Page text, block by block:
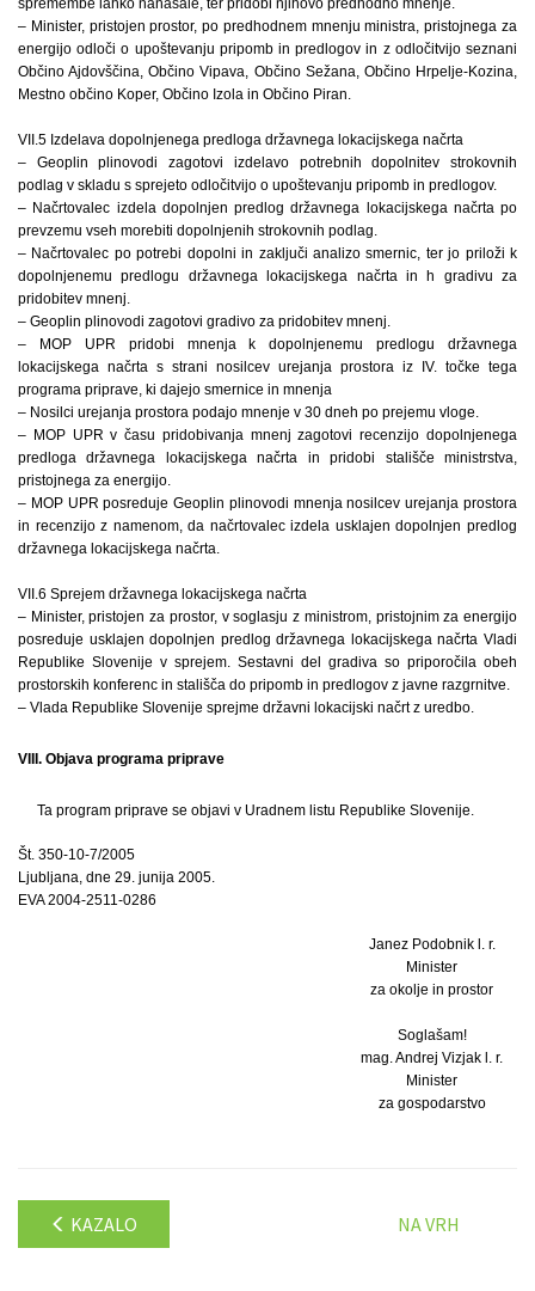
– Minister, pristojen prostor, po predhodnem mnenju ministra, pristojnega za
energijo odloči o upoštevanju pripomb in predlogov in z odločitvijo seznani
Občino Ajdovščina, Občino Vipava, Občino Sežana, Občino Hrpelje-Kozina,
Mestno občino Koper, Občino Izola in Občino Piran.
VII.5 Izdelava dopolnjenega predloga državnega lokacijskega načrta
– Geoplin plinovodi zagotovi izdelavo potrebnih dopolnitev strokovnih
podlag v skladu s sprejeto odločitvijo o upoštevanju pripomb in predlogov.
– Načrtovalec izdela dopolnjen predlog državnega lokacijskega načrta po
prevzemu vseh morebiti dopolnjenih strokovnih podlag.
– Načrtovalec po potrebi dopolni in zaključi analizo smernic, ter jo priloži k
dopolnjenemu predlogu državnega lokacijskega načrta in h gradivu za
pridobitev mnenj.
– Geoplin plinovodi zagotovi gradivo za pridobitev mnenj.
– MOP UPR pridobi mnenja k dopolnjenemu predlogu državnega
lokacijskega načrta s strani nosilcev urejanja prostora iz IV. točke tega
programa priprave, ki dajejo smernice in mnenja
– Nosilci urejanja prostora podajo mnenje v 30 dneh po prejemu vloge.
– MOP UPR v času pridobivanja mnenj zagotovi recenzijo dopolnjenega
predloga državnega lokacijskega načrta in pridobi stališče ministrstva,
pristojnega za energijo.
– MOP UPR posreduje Geoplin plinovodi mnenja nosilcev urejanja prostora
in recenzijo z namenom, da načrtovalec izdela usklajen dopolnjen predlog
državnega lokacijskega načrta.
VII.6 Sprejem državnega lokacijskega načrta
– Minister, pristojen za prostor, v soglasju z ministrom, pristojnim za energijo
posreduje usklajen dopolnjen predlog državnega lokacijskega načrta Vladi
Republike Slovenije v sprejem. Sestavni del gradiva so priporočila obeh
prostorskih konferenc in stališča do pripomb in predlogov z javne razgrnitve.
– Vlada Republike Slovenije sprejme državni lokacijski načrt z uredbo.
VIII. Objava programa priprave
Ta program priprave se objavi v Uradnem listu Republike Slovenije.
Št. 350-10-7/2005
Ljubljana, dne 29. junija 2005.
EVA 2004-2511-0286
Janez Podobnik l. r.
Minister
za okolje in prostor
Soglašam!
mag. Andrej Vizjak l. r.
Minister
za gospodarstvo
KAZALO NA VRH